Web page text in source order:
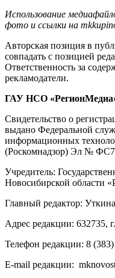
Использование
фото и ссылки на
Авторская позиция в
совпадать с позицией
Ответственность за
рекламодатели.
ГАУ НСО
Свидетельство о
выдано Федеральной
информационных
(Роскомнадзор) Эл №
Учредитель:
Новосибирской области
Главный редактор:
Адрес редакции: 632735,
Телефон редакции: 8
E-mail редакции: